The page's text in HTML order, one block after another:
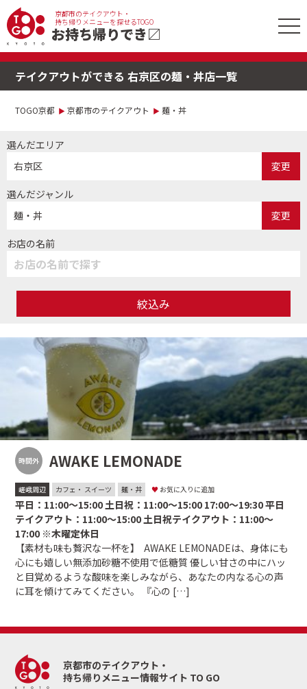
京都市のテイクアウト・
持ち帰りメニューを探せるTOGO
お持ち帰りでき〼
テイクアウトができる 右京区の麺・丼店一覧
TOGO京都 京都市のテイクアウト 麺・丼
選んだエリア
右京区
変更
選んだジャンル
麺・丼
変更
お店の名前
絞込み
時間外 AWAKE LEMONADE
嵯峨周辺 カフェ・ スイーツ 麺・丼 ♥ お気に入りに追加
平日：11:00〜15:00 土日祝：11:00〜15:00 17:00〜19:30 平日
テイクアウト：11:00〜15:00 土日祝テイクアウト：11:00〜
17:00 ※木曜定休日
【素材も味も贅沢な一杯を】 AWAKE LEMONADEは、身体にも
心にも嬉しい無添加砂糖不使用で低糖質 優しい甘さの中にハッ
と目覚めるような酸味を楽しみながら、あなたの内なる心の声
に耳を傾けてみてください。 『心の […]
京都市のテイクアウト・
持ち帰りメニュー情報サイト TO GO